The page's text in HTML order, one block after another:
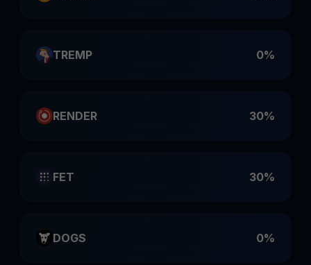
TREMP 0%
RENDER 30%
FET 30%
DOGS 0%